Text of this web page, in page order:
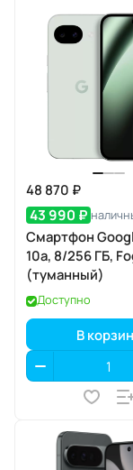
48 870 ₽
43 990 ₽
Смартфон
10a, 8/256 ГБ,
(туманный)
Доступно
В